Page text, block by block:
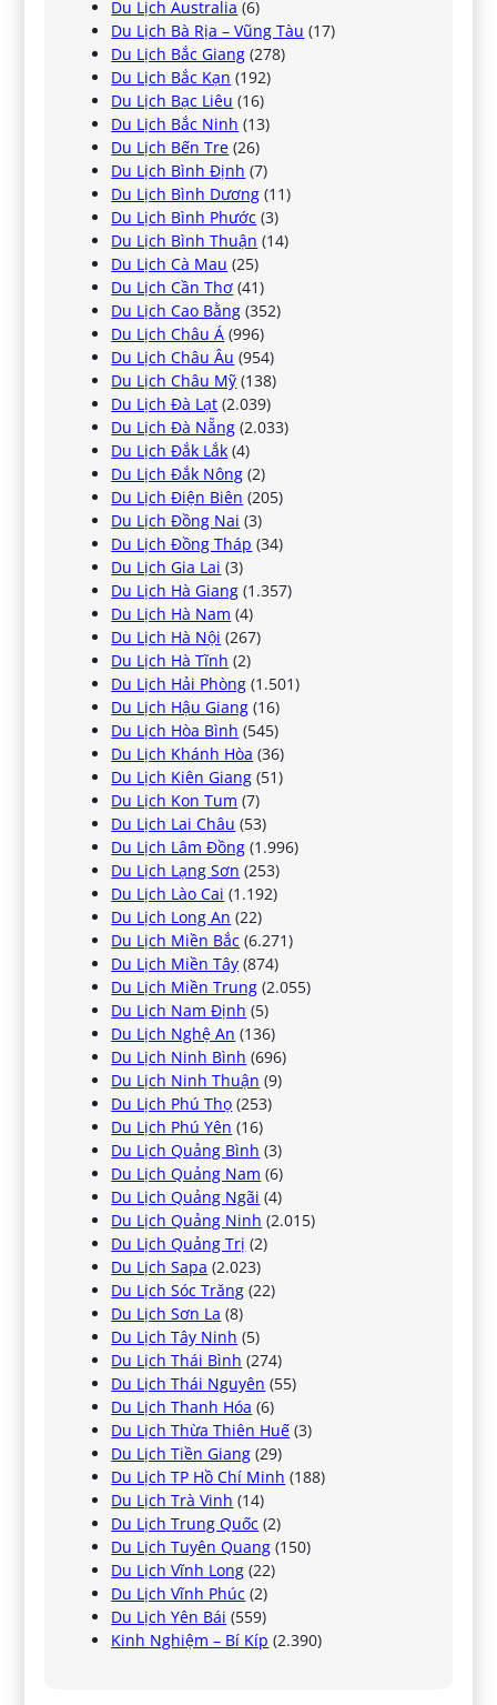
Du Lịch Australia (6)
Du Lịch Bà Rịa – Vũng Tàu (17)
Du Lịch Bắc Giang (278)
Du Lịch Bắc Kạn (192)
Du Lịch Bạc Liêu (16)
Du Lịch Bắc Ninh (13)
Du Lịch Bến Tre (26)
Du Lịch Bình Định (7)
Du Lịch Bình Dương (11)
Du Lịch Bình Phước (3)
Du Lịch Bình Thuận (14)
Du Lịch Cà Mau (25)
Du Lịch Cần Thơ (41)
Du Lịch Cao Bằng (352)
Du Lịch Châu Á (996)
Du Lịch Châu Âu (954)
Du Lịch Châu Mỹ (138)
Du Lịch Đà Lạt (2.039)
Du Lịch Đà Nẵng (2.033)
Du Lịch Đắk Lắk (4)
Du Lịch Đắk Nông (2)
Du Lịch Điện Biên (205)
Du Lịch Đồng Nai (3)
Du Lịch Đồng Tháp (34)
Du Lịch Gia Lai (3)
Du Lịch Hà Giang (1.357)
Du Lịch Hà Nam (4)
Du Lịch Hà Nội (267)
Du Lịch Hà Tĩnh (2)
Du Lịch Hải Phòng (1.501)
Du Lịch Hậu Giang (16)
Du Lịch Hòa Bình (545)
Du Lịch Khánh Hòa (36)
Du Lịch Kiên Giang (51)
Du Lịch Kon Tum (7)
Du Lịch Lai Châu (53)
Du Lịch Lâm Đồng (1.996)
Du Lịch Lạng Sơn (253)
Du Lịch Lào Cai (1.192)
Du Lịch Long An (22)
Du Lịch Miền Bắc (6.271)
Du Lịch Miền Tây (874)
Du Lịch Miền Trung (2.055)
Du Lịch Nam Định (5)
Du Lịch Nghệ An (136)
Du Lịch Ninh Bình (696)
Du Lịch Ninh Thuận (9)
Du Lịch Phú Thọ (253)
Du Lịch Phú Yên (16)
Du Lịch Quảng Bình (3)
Du Lịch Quảng Nam (6)
Du Lịch Quảng Ngãi (4)
Du Lịch Quảng Ninh (2.015)
Du Lịch Quảng Trị (2)
Du Lịch Sapa (2.023)
Du Lịch Sóc Trăng (22)
Du Lịch Sơn La (8)
Du Lịch Tây Ninh (5)
Du Lịch Thái Bình (274)
Du Lịch Thái Nguyên (55)
Du Lịch Thanh Hóa (6)
Du Lịch Thừa Thiên Huế (3)
Du Lịch Tiền Giang (29)
Du Lịch TP Hồ Chí Minh (188)
Du Lịch Trà Vinh (14)
Du Lịch Trung Quốc (2)
Du Lịch Tuyên Quang (150)
Du Lịch Vĩnh Long (22)
Du Lịch Vĩnh Phúc (2)
Du Lịch Yên Bái (559)
Kinh Nghiệm – Bí Kíp (2.390)